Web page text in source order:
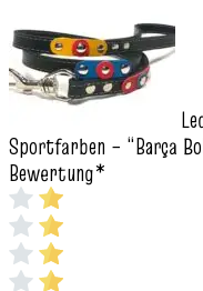
Sportfarben – “Barça
Bewertung*